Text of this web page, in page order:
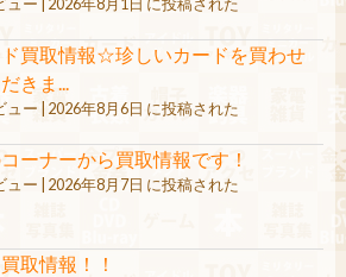
買取情報☆珍しいカードを買わせ
きま...
ュー 2026年8月6日 に投稿された
ーナーから買取情報です！
ュー 2026年8月7日 に投稿された
取情報！！